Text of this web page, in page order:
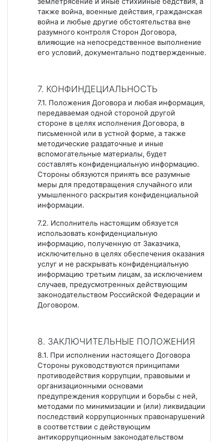
также война, военные действия, гражданская
война и любые другие обстоятельства вне
разумного контроля Сторон Договора,
влияющие на непосредственное выполнение
его условий, документально подтвержденные.
7. КОНФИНДЕЦИАЛЬНОСТЬ
7.1. Положения Договора и любая информация,
передаваемая одной стороной другой
стороне в целях исполнения Договора, в
письменной или в устной форме, а также
методические раздаточные и иные
вспомогательные материалы, будет
составлять конфиденциальную информацию.
Стороны обязуются принять все разумные
меры для предотвращения случайного или
умышленного раскрытия конфиденциальной
информации.
7.2. Исполнитель настоящим обязуется
использовать конфиденциальную
информацию, полученную от Заказчика,
исключительно в целях обеспечения оказания
услуг и не раскрывать конфиденциальную
информацию третьим лицам, за исключением
случаев, предусмотренных действующим
законодательством Российской Федерации и
Договором.
8. ЗАКЛЮЧИТЕЛЬНЫЕ ПОЛОЖЕНИЯ
8.1. При исполнении настоящего Договора
Стороны руководствуются принципами
противодействия коррупции, правовыми и
организационными основами
предупреждения коррупции и борьбы с ней,
методами по минимизации и (или) ликвидации
последствий коррупционных правонарушений
в соответствии с действующим
антикоррупционным законодательством